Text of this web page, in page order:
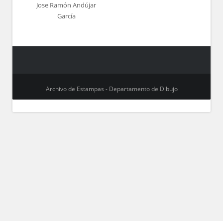
Jose Ramón Andújar
García
Archivo de Estampas - Departamento de Dibujo